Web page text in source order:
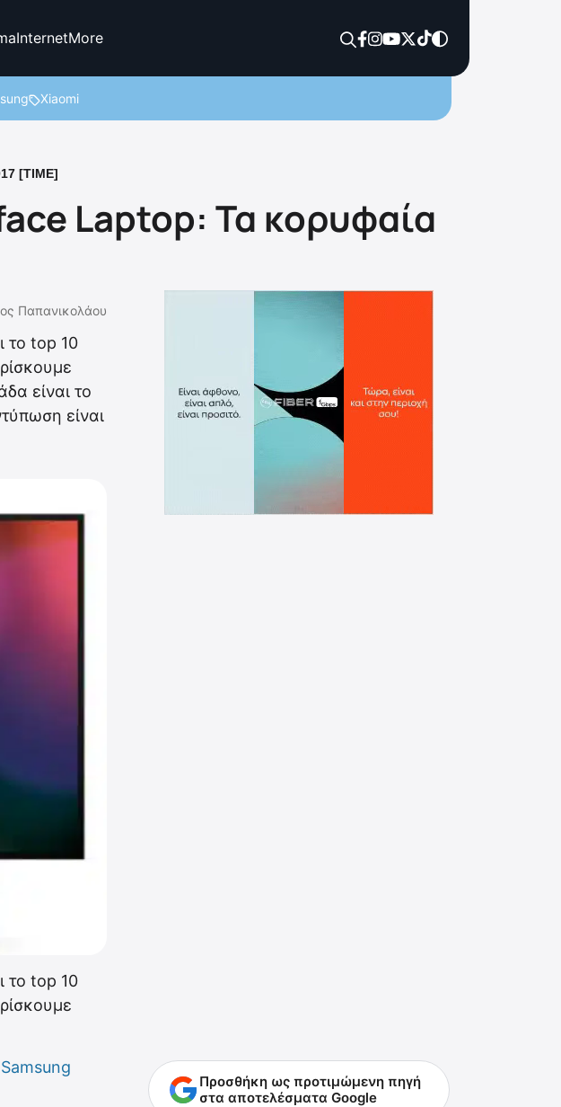
InternetMore
Xiaomi
[TIME]
Laptop: Τα κορυφαία
Παπανικολάου
το top 10
είναι το
είναι
το top 10
Samsung
Προσθήκη ως προτιμώμενη πηγή
στα αποτελέσματα Google